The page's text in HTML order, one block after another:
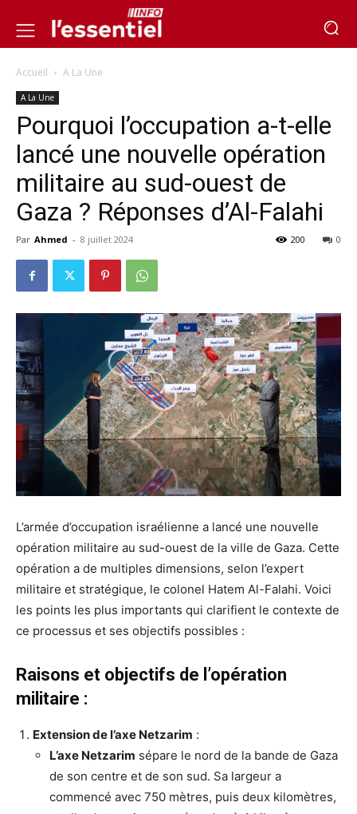
Accueil A La Une
A La Une
Pourquoi l’occupation a-t-elle
lancé une nouvelle opération
militaire au sud-ouest de
Gaza ? Réponses d’Al-Falahi
Par Ahmed - 8 juillet 2024 0
200
L’armée d’occupation israélienne a lancé une nouvelle
opération militaire au sud-ouest de la ville de Gaza. Cette
opération a de multiples dimensions, selon l’expert
militaire et stratégique, le colonel Hatem Al-Falahi. Voici
les points les plus importants qui clarifient le contexte de
ce processus et ses objectifs possibles :
Raisons et objectifs de l’opération
militaire :
Extension de l’axe Netzarim :
L’axe Netzarim sépare le nord de la bande de Gaza
de son centre et de son sud. Sa largeur a
commencé avec 750 mètres, puis deux kilomètres,